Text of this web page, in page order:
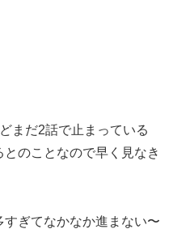
まだ2話で止まっている
とのことなので早く見なき
ぎてなかなか進まない〜